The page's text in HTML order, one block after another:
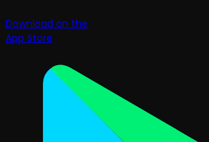
Download on the
App Store